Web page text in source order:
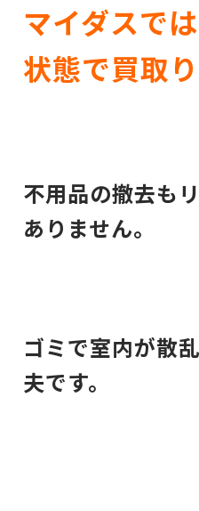
マイダスで
状態で買取
不用品の撤去も
ありません。
ゴミで室内が散
夫です。